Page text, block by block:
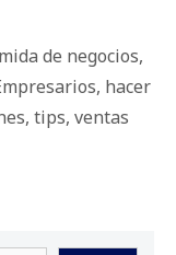
de negocios,
, hacer
, tips, ventas